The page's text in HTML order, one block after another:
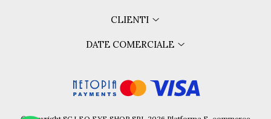
CLIENTI
DATE COMERCIALE